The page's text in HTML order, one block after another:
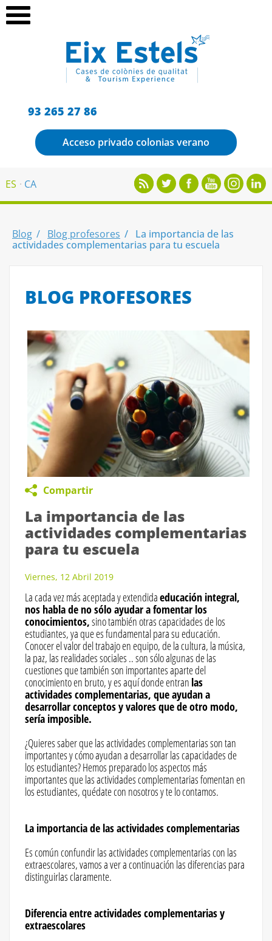
93 265 27 86
Acceso privado colonias verano
ES CA
Blog Blog profesores
La importancia de las
actividades complementarias para tu escuela
BLOG PROFESORES
Compartir
La importancia de las
actividades complementarias
para tu escuela
Viernes, 12 Abril 2019
La cada vez más aceptada y extendidaeducación integral,
nos habla de no sólo ayudar a fomentar los
conocimientos,sino también otras capacidades de los
estudiantes, ya que es fundamental para su educación.
Conocer el valor del trabajo en equipo, de la cultura, la música,
la paz, las realidades sociales .. son sólo algunas de las
cuestiones que también son importantes aparte del
conocimiento en bruto, y es aquí donde entran las
actividades complementarias, que ayudan a
desarrollar conceptos y valores que de otro modo,
sería imposible.
¿Quieres saber que las actividades complementarias son tan
importantes y cómo ayudan a desarrollar las capacidades de
los estudiantes? Hemos preparado los aspectos más
importantes que las actividades complementarias fomentan en
los estudiantes, quédate con nosotros y te lo contamos.
La importancia de las actividades complementarias
Es común confundir las actividades complementarias con las
extraescolares, vamos a ver a continuación las diferencias para
distinguirlas claramente.
Diferencia entre actividades complementarias y
extraescolares